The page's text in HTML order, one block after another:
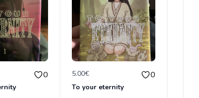
0 5.00€ 0
To your eternity